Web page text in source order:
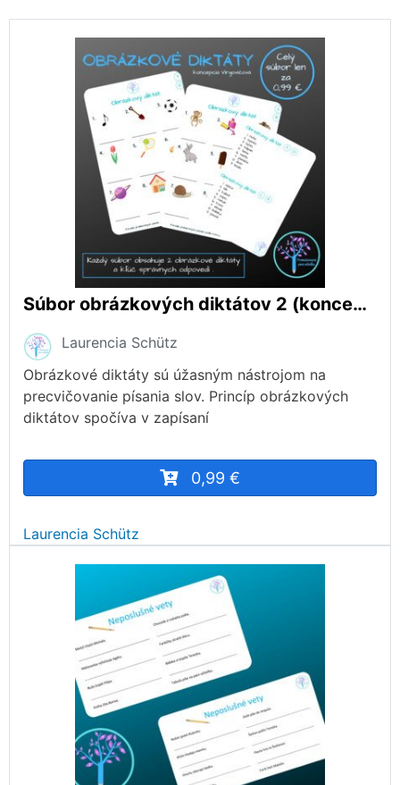
Súbor obrázkových diktátov 2 (koncepcia Virgovičová)
Laurencia Schütz
Obrázkové diktáty sú úžasným nástrojom na
precvičovanie písania slov. Princíp obrázkových
diktátov spočíva v zapísaní
0,99 €
Laurencia Schütz